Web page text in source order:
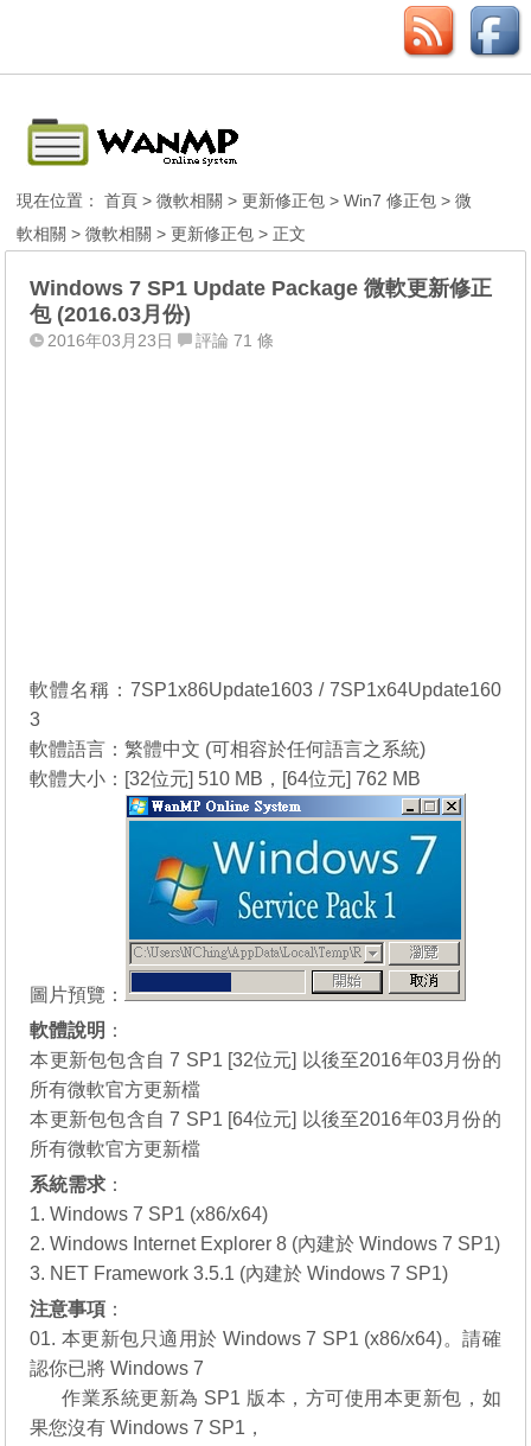
現在位置：首頁 >微軟相關 >更新修正包 >Win7 修正包 >微
軟相關 >微軟相關 >更新修正包 > 正文
Windows 7 SP1 Update Package 微軟更新修正
包 (2016.03月份)
2016年03月23日 評論 71 條
軟體名稱：7SP1x86Update1603 / 7SP1x64Update160
3
軟體語言：繁體中文 (可相容於任何語言之系統)
軟體大小：[32位元] 510 MB，[64位元] 762 MB
圖片預覽：
軟體說明 ：
本更新包包含自 7 SP1 [32位元] 以後至2016年03月份的
所有微軟官方更新檔
本更新包包含自 7 SP1 [64位元] 以後至2016年03月份的
所有微軟官方更新檔
系統需求 ：
1. Windows 7 SP1 (x86/x64)
2. Windows Internet Explorer 8 (內建於 Windows 7 SP1)
3. NET Framework 3.5.1 (內建於 Windows 7 SP1)
注意事項 ：
01. 本更新包只適用於 Windows 7 SP1 (x86/x64)。請確
認你已將 Windows 7
作業系統更新為 SP1 版本，方可使用本更新包，如
果您沒有Windows 7 SP1 ，